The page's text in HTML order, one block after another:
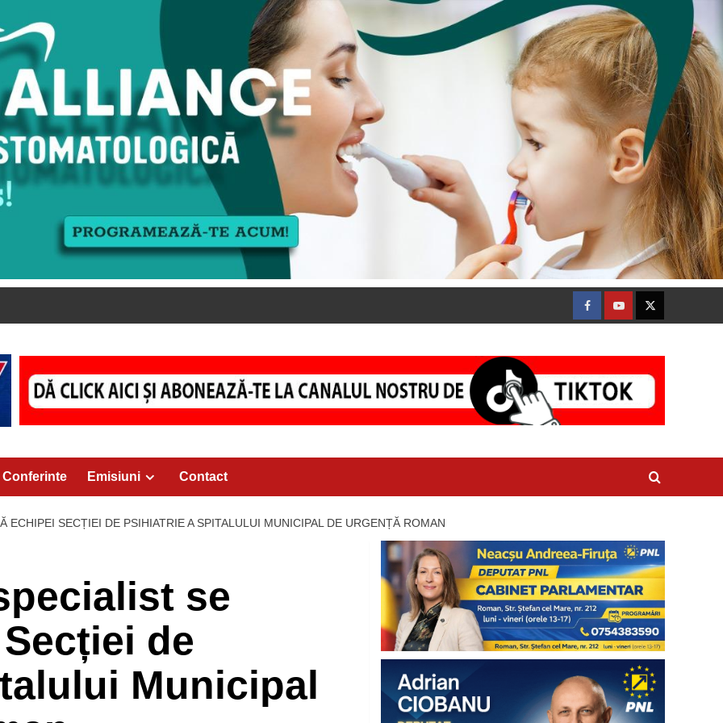
FacebookYoutubeTwitter
Conferinte Emisiuni Contact
ECHIPEI SECȚIEI DE PSIHIATRIE A SPITALULUI MUNICIPAL DE URGENȚĂ ROMAN
se
de
Municipal